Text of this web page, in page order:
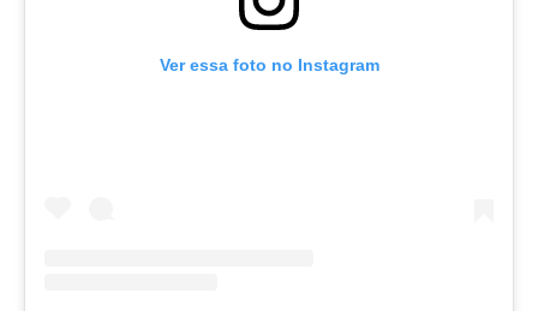
Ver essa foto no Instagram